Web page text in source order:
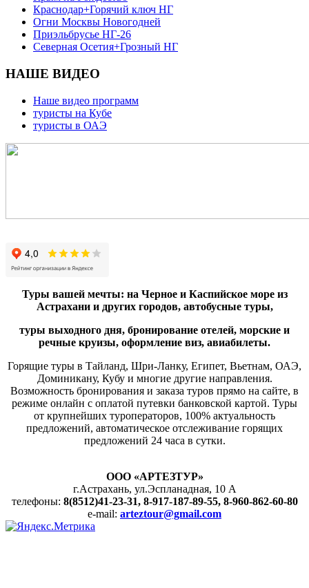
Краснодар+Горячий ключ НГ
Огни Москвы Новогодней
Приэльбрусье НГ-26
Северная Осетия+Грозный НГ
НАШЕ ВИДЕО
Наше видео программ
туристы на Кубе
туристы в ОАЭ
Туры вашей мечты: на Черное и Каспийское море из
Астрахани и других городов, автобусные туры,
туры выходного дня, бронирование отелей, морские и
речные круизы, оформление виз, авиабилеты.
Горящие туры в Тайланд, Шри-Ланку, Египет, Вьетнам, ОАЭ,
Доминикану, Кубу и многие другие направления.
Возможность бронирования и заказа туров прямо на сайте, в
режиме онлайн с оплатой путевки банковской картой. Туры
от крупнейших туроператоров, 100% актуальность
предложений, автоматическое отслеживание горящих
предложений 24 часа в сутки.
ООО «АРТЕЗТУР»
г.Астрахань, ул.Эспланадная, 10 А
телефоны: 8(8512)41-23-31, 8-917-187-89-55, 8-960-862-60-80
e-mail: arteztour@gmail.com